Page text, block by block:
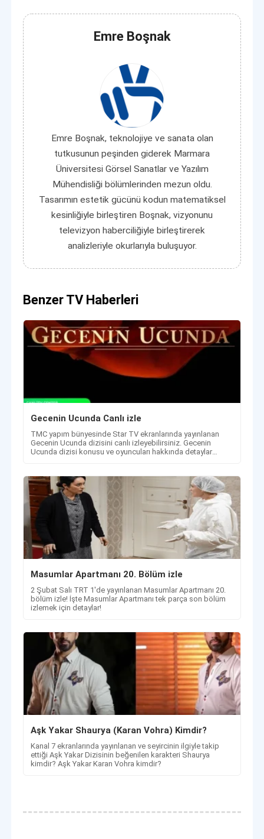
Emre Boşnak
Emre Boşnak, teknolojiye ve sanata olan
tutkusunun peşinden giderek Marmara
Üniversitesi Görsel Sanatlar ve Yazılım
Mühendisliği bölümlerinden mezun oldu.
Tasarımın estetik gücünü kodun matematiksel
kesinliğiyle birleştiren Boşnak, vizyonunu
televizyon haberciliğiyle birleştirerek
analizleriyle okurlarıyla buluşuyor.
Benzer TV Haberleri
Gecenin Ucunda Canlı izle
TMC yapım bünyesinde Star TV ekranlarında yayınlanan
Gecenin Ucunda dizisini canlı izleyebilirsiniz. Gecenin
Ucunda dizisi konusu ve oyuncuları hakkında detaylar
Masumlar Apartmanı 20. Bölüm izle
2 Şubat Salı TRT 1'de yayınlanan Masumlar Apartmanı 20.
bölüm izle! İşte Masumlar Apartmanı tek parça son bölüm
izlemek için detaylar!
Aşk Yakar Shaurya (Karan Vohra) Kimdir?
Kanal 7 ekranlarında yayınlanan ve seyircinin ilgiyle takip
ettiği Aşk Yakar Dizisinin beğenilen karakteri Shaurya
kimdir? Aşk Yakar Karan Vohra kimdir?